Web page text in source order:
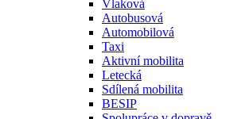
Vlaková
Autobusová
Automobilová
Taxi
Aktivní mobilita
Letecká
Sdílená mobilita
BESIP